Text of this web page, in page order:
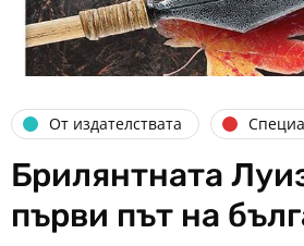
От издателствата
Брилянтната
първи път на